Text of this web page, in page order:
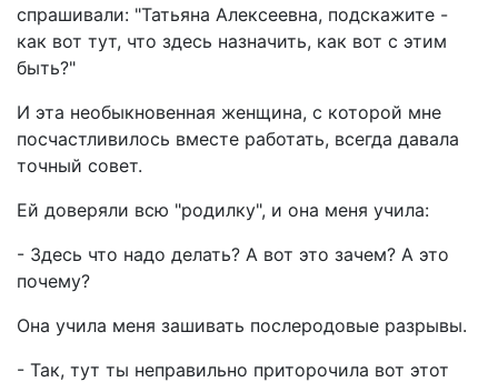
спрашивали: "Татьяна Алексеевна, подскажите -
как вот тут, что здесь назначить, как вот с этим
быть?"
И эта необыкновенная женщина, с которой мне
посчастливилось вместе работать, всегда давала
точный совет.
Ей доверяли всю "родилку", и она меня учила:
- Здесь что надо делать? А вот это зачем? А это
почему?
Она учила меня зашивать послеродовые разрывы.
- Так, тут ты неправильно приторочила вот этот